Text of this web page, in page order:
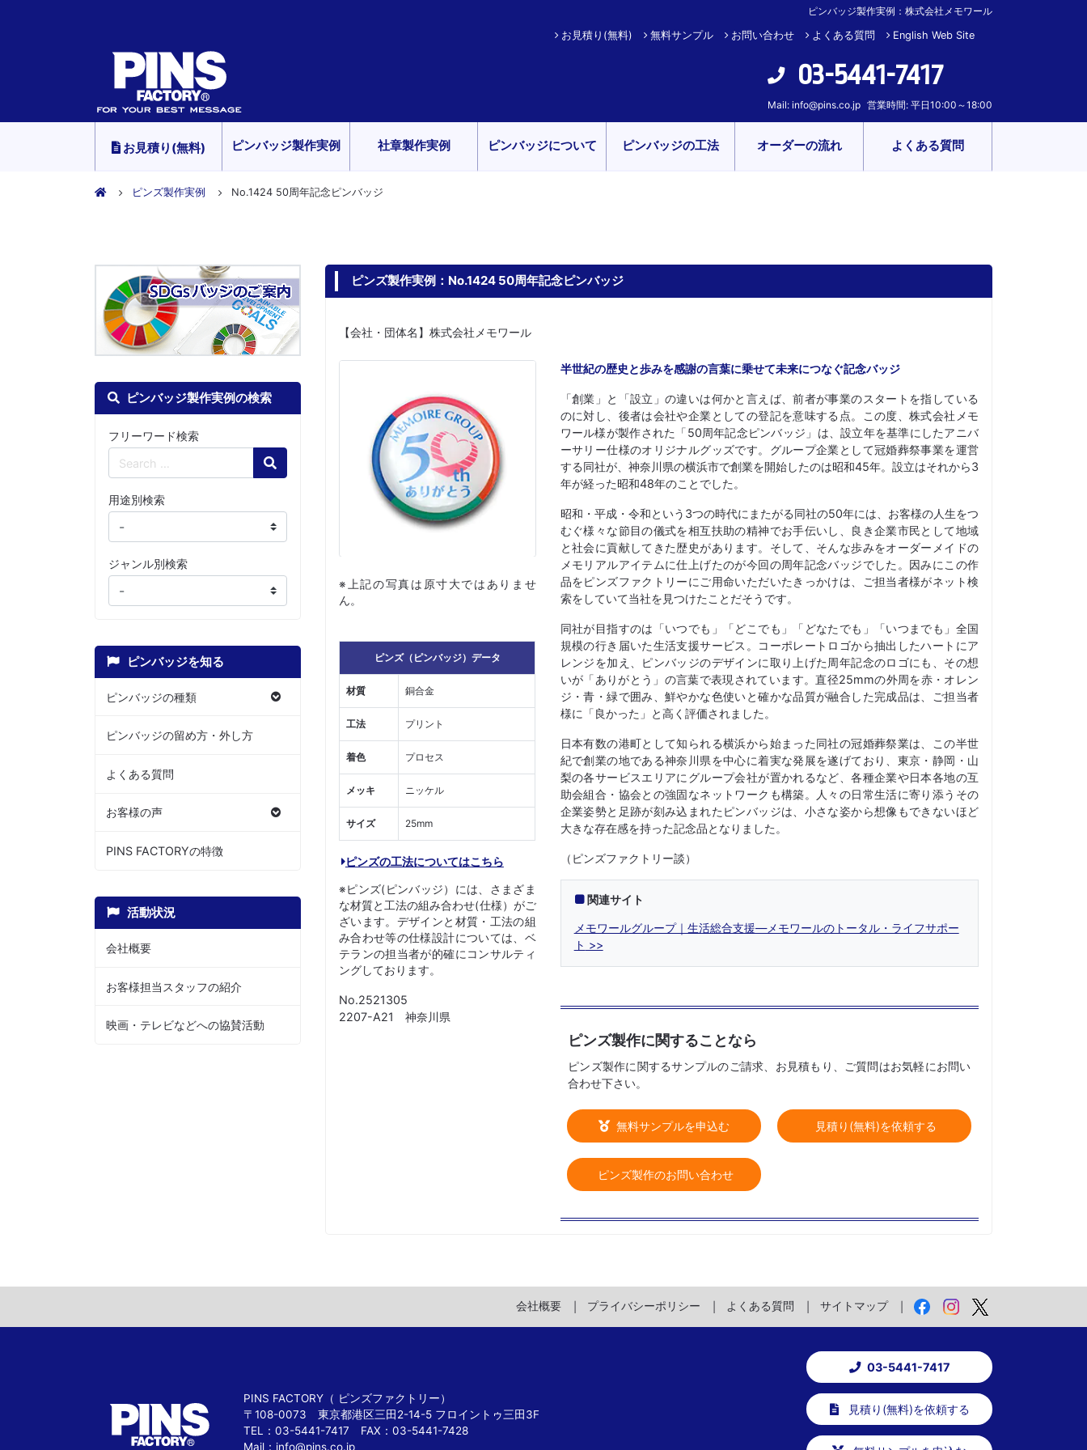
ピンバッジ製作実例：株式会社メモワール
お見積り(無料) 無料サンプル お問い合わせ よくある質問 English Web Site
03-5441-7417
Mail: info@pins.co.jp 営業時間: 平日10:00～18:00
お見積り(無料) ピンバッジ製作実例 社章製作実例 ピンバッジについて ピンバッジの工法 オーダーの流れ よくある質問
ピンズ製作実例 No.1424 50周年記念ピンバッジ
ピンバッジ製作実例の検索
フリーワード検索
Search
用途別検索
ジャンル別検索
ピンバッジを知る
ピンバッジの種類
ピンバッジの留め方・外し方
よくある質問
お客様の声
PINS FACTORYの特徴
活動状況
会社概要
お客様担当スタッフの紹介
映画・テレビなどへの協賛活動
ピンズ製作実例：No.1424 50周年記念ピンバッジ
【会社・団体名】株式会社メモワール
※上記の写真は原寸大ではありませ
ん。
ピンズ（ピンバッジ）データ
材質 銅合金
工法 プリント
着色 プロセス
メッキ ニッケル
サイズ 25mm
ピンズの工法についてはこちら
※ピンズ(ピンバッジ）には、さまざま
な材質と工法の組み合わせ(仕様）がご
ざいます。デザインと材質・工法の組
み合わせ等の仕様設計については、ベ
テランの担当者が的確にコンサルティ
ングしております。
No.2521305
2207-A21 神奈川県
半世紀の歴史と歩みを感謝の言葉に乗せて未来につなぐ記念バッジ
「創業」と「設立」の違いは何かと言えば、前者が事業のスタートを指している
のに対し、後者は会社や企業としての登記を意味する点。この度、株式会社メモ
ワール様が製作された「50周年記念ピンバッジ」は、設立年を基準にしたアニバ
ーサリー仕様のオリジナルグッズです。グループ企業として冠婚葬祭事業を運営
する同社が、神奈川県の横浜市で創業を開始したのは昭和45年。設立はそれから3
年が経った昭和48年のことでした。
昭和・平成・令和という3つの時代にまたがる同社の50年には、お客様の人生をつ
むぐ様々な節目の儀式を相互扶助の精神でお手伝いし、良き企業市民として地域
と社会に貢献してきた歴史があります。そして、そんな歩みをオーダーメイドの
メモリアルアイテムに仕上げたのが今回の周年記念バッジでした。因みにこの作
品をピンズファクトリーにご用命いただいたきっかけは、ご担当者様がネット検
索をしていて当社を見つけたことだそうです。
同社が目指すのは「いつでも」「どこでも」「どなたでも」「いつまでも」全国
規模の行き届いた生活支援サービス。コーポレートロゴから抽出したハートにア
レンジを加え、ピンバッジのデザインに取り上げた周年記念のロゴにも、その想
いが「ありがとう」の言葉で表現されています。直径25mmの外周を赤・オレン
ジ・青・緑で囲み、鮮やかな色使いと確かな品質が融合した完成品は、ご担当者
様に「良かった」と高く評価されました。
日本有数の港町として知られる横浜から始まった同社の冠婚葬祭業は、この半世
紀で創業の地である神奈川県を中心に着実な発展を遂げており、東京・静岡・山
梨の各サービスエリアにグループ会社が置かれるなど、各種企業や日本各地の互
助会組合・協会との強固なネットワークも構築。人々の日常生活に寄り添うその
企業姿勢と足跡が刻み込まれたピンバッジは、小さな姿から想像もできないほど
大きな存在感を持った記念品となりました。
（ピンズファクトリー談）
関連サイト
メモワールグループ｜生活総合支援―メモワールのトータル・ライフサポー
ト
ピンズ製作に関することなら
ピンズ製作に関するサンプルのご請求、お見積もり、ご質問はお気軽にお問い
合わせ下さい。
無料サンプルを申込む 見積り(無料)を依頼する
ピンズ製作のお問い合わせ
会社概要 プライバシーポリシー よくある質問 サイトマップ
PINS FACTORY（ ピンズファクトリー）
〒108-0073 東京都港区三田2-14-5 フロイントゥ三田3F
TEL：03-5441-7417 FAX：03-5441-7428
Mail： info@pins.co.jp
03-5441-7417
見積り(無料)を依頼する